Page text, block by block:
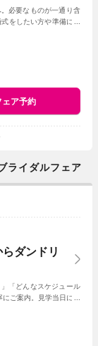
必要なものが一通り含
をしたい方や準備に時
ェア予約
イダルフェア
ダンドリ
「どんなスケジュール
ご案内。見学当日に契